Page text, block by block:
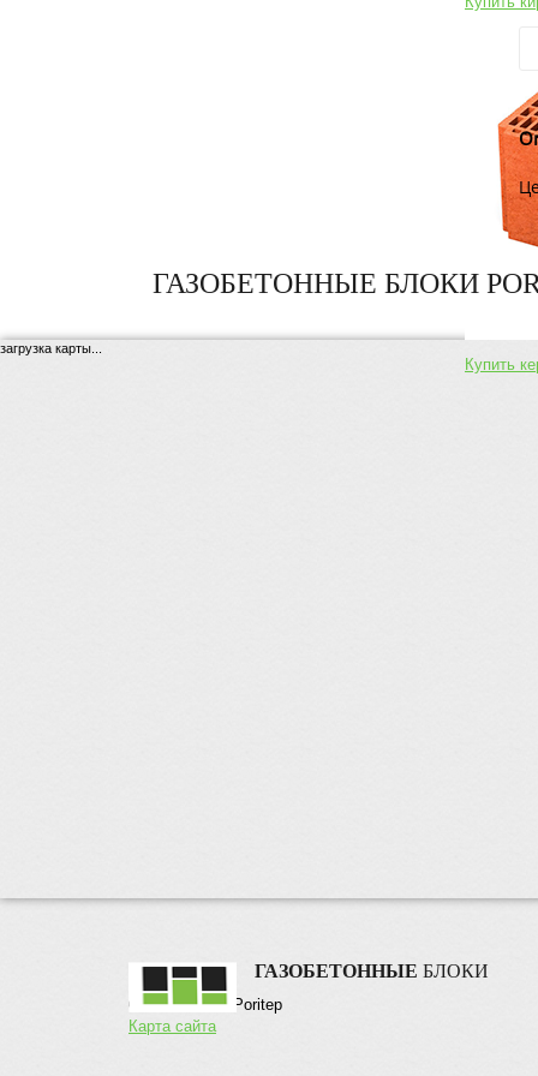
Купить
ГАЗОБЕТОННЫЕ БЛОКИ
загрузка карты...
ГАЗОБЕТОННЫЕ БЛОКИ
© 2016 Блоки Poritep
Карта сайта